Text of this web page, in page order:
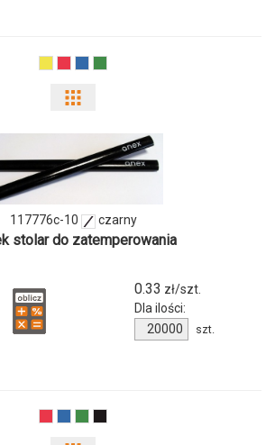
odmiany
i
produktu
117776c-10 czarny
stolar do zatemperowania
0.33 zł/szt.
Dla ilości:
Ilość
produktu
szt.